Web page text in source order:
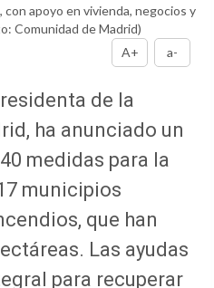
apoyo en vivienda, negocios y
Comunidad de Madrid)
A+
a-
de la
ha anunciado un
medidas para la
municipios
que han
Las ayudas
para recuperar